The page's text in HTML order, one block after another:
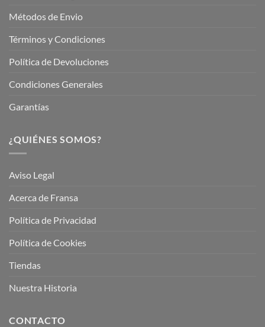
Métodos de Envio
Términos y Condiciones
Política de Devoluciones
Condiciones Generales
Garantías
¿QUIÉNES SOMOS?
Aviso Legal
Acerca de Fransa
Política de Privacidad
Política de Cookies
Tiendas
Nuestra Historia
CONTACTO